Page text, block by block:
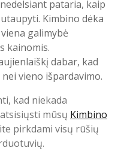
pataria, kaip
Kimbino dėka
galimybė
kainomis.
dabar, kad
vieno išpardavimo.
kad niekada
mūsų Kimbino
pirkdami visų rūšių